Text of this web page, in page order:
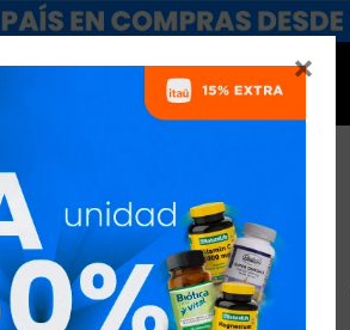

NUTRICIONISTAS